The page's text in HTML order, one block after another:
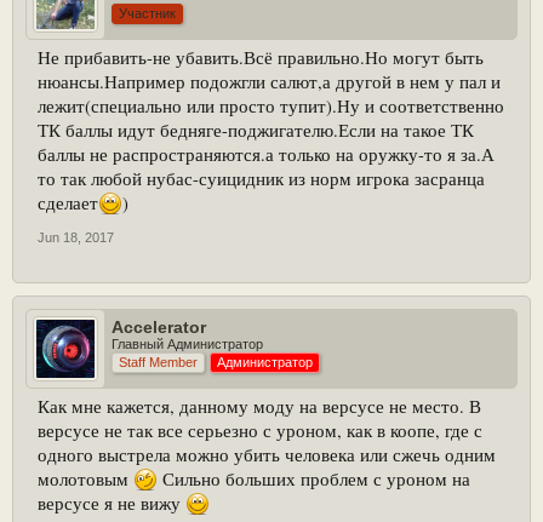
Участник
Не прибавить-не убавить.Всё правильно.Но могут быть
нюансы.Например подожгли салют,а другой в нем у пал и
лежит(специально или просто тупит).Ну и соответственно
ТК баллы идут бедняге-поджигателю.Если на такое ТК
баллы не распространяются.а только на оружку-то я за.А
то так любой нубас-суицидник из норм игрока засранца
сделает
)
Jun 18, 2017
Accelerator
Главный Администратор
Staff Member
Администратор
Как мне кажется, данному моду на версусе не место. В
версусе не так все серьезно с уроном, как в коопе, где с
одного выстрела можно убить человека или сжечь одним
молотовым
Сильно больших проблем с уроном на
версусе я не вижу